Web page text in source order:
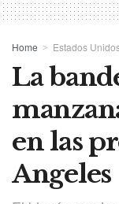
Home Estados
La
en las
Angeles